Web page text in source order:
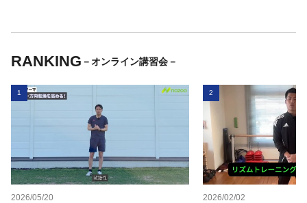
RANKING －オンライン講習会－
1
2026/05/20
2
2026/02/02